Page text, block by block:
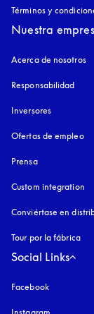
Términos y
Nuestra
Acerca de nosotros
Responsabilidad
Inversores
Ofertas de empleo
Prensa
Custom integration
Conviértase en
Tour por la fábrica
Social Links
Facebook